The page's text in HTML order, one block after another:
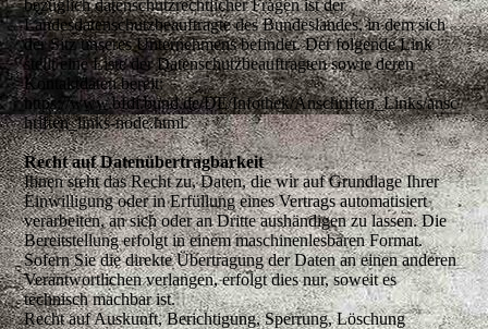
bezüglich datenschutzrechtlicher Fragen ist der
Landesdatenschutzbeauftragte des Bundeslandes, in dem sich
der Sitz unseres Unternehmens befindet. Der folgende Link
stellt eine Liste der Datenschutzbeauftragten sowie deren
Kontaktdaten bereit:
https://www.bfdi.bund.de/DE/Infothek/Anschriften_Links/ansc
hriften_links-node.html.
Recht auf Datenübertragbarkeit
Ihnen steht das Recht zu, Daten, die wir auf Grundlage Ihrer
Einwilligung oder in Erfüllung eines Vertrags automatisiert
verarbeiten, an sich oder an Dritte aushändigen zu lassen. Die
Bereitstellung erfolgt in einem maschinenlesbaren Format.
Sofern Sie die direkte Übertragung der Daten an einen anderen
Verantwortlichen verlangen, erfolgt dies nur, soweit es
technisch machbar ist.
Recht auf Auskunft, Berichtigung, Sperrung, Löschung